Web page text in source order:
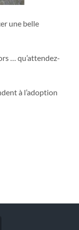
une belle
… qu’attendez-
à l’adoption